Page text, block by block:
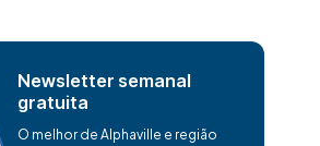
Newsletter semanal
gratuita
O melhor de Alphaville e região